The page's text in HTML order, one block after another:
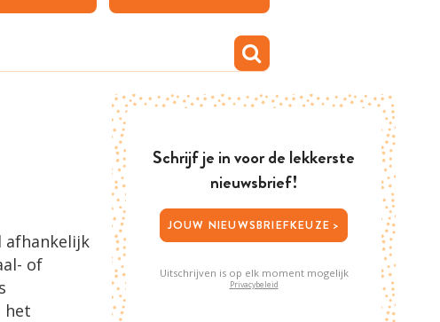
afhankelijk
of
het
Schrijf je in voor de lekkerste
nieuwsbrief!
JOUW NIEUWSBRIEFKEUZE >
Uitschrijven is op elk moment mogelijk
Privacybeleid